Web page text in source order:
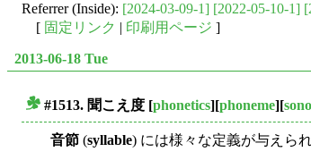
Referrer (Inside): [2024-03-09-1] [2022-05-10-1]
[ 固定リンク | 印刷用ページ ]
2013-06-18 Tue
#1513. 聞こえ度 [phonetics][phoneme][
音節 (syllable) には様々な定義が与えら